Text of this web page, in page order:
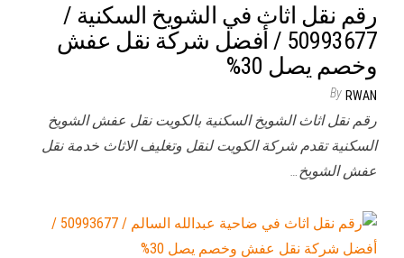
رقم نقل اثاث في الشويخ السكنية /
50993677 / أفضل شركة نقل عفش
وخصم يصل 30%
By RWAN
رقم نقل اثاث الشويخ السكنية بالكويت نقل عفش الشويخ
السكنية تقدم شركة الكويت لنقل وتغليف الاثاث خدمة نقل
عفش الشويخ…